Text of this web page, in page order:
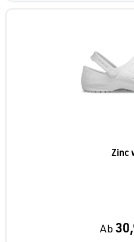
Zinc
Ab